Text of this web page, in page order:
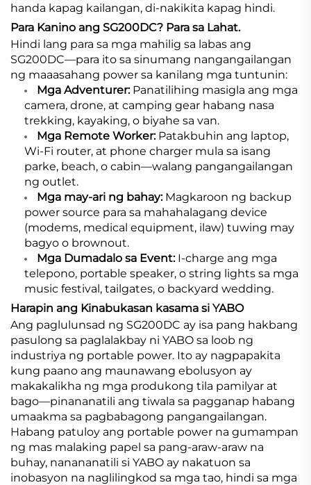
handa kapag kailangan, di-nakikita kapag hindi.
Para Kanino ang SG200DC? Para sa Lahat.
Hindi lang para sa mga mahilig sa labas ang
SG200DC—para ito sa sinumang nangangailangan
ng maaasahang power sa kanilang mga tuntunin:
Mga Adventurer: Panatilihing masigla ang mga
camera, drone, at camping gear habang nasa
trekking, kayaking, o biyahe sa van.
Mga Remote Worker: Patakbuhin ang laptop,
Wi-Fi router, at phone charger mula sa isang
parke, beach, o cabin—walang pangangailangan
ng outlet.
Mga may-ari ng bahay: Magkaroon ng backup
power source para sa mahahalagang device
(modems, medical equipment, ilaw) tuwing may
bagyo o brownout.
Mga Dumadalo sa Event: I-charge ang mga
telepono, portable speaker, o string lights sa mga
music festival, tailgates, o backyard wedding.
Harapin ang Kinabukasan kasama si YABO
Ang paglulunsad ng SG200DC ay isa pang hakbang
pasulong sa paglalakbay ni YABO sa loob ng
industriya ng portable power. Ito ay nagpapakita
kung paano ang maunawang ebolusyon ay
makakalikha ng mga produkong tila pamilyar at
bago—pinananatili ang tiwala sa pagganap habang
umaakma sa pagbabagong pangangailangan.
Habang patuloy ang portable power na gumampan
ng mas malaking papel sa pang-araw-araw na
buhay, nanananatili si YABO ay nakatuon sa
inobasyon na naglilingkod sa mga tao, hindi sa mga